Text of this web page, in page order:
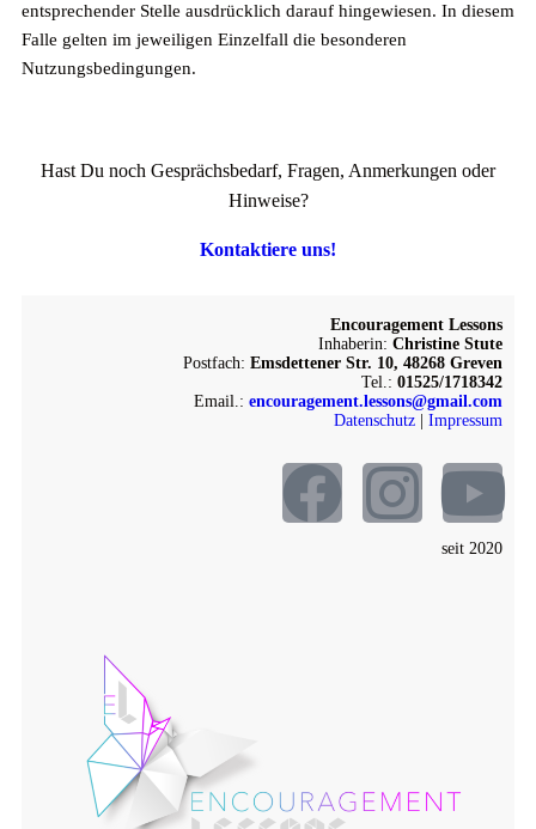
entsprechender Stelle ausdrücklich darauf hingewiesen. In diesem
Falle gelten im jeweiligen Einzelfall die besonderen
Nutzungsbedingungen.
Hast Du noch Gesprächsbedarf, Fragen, Anmerkungen oder
Hinweise?
Kontaktiere uns!
Encouragement Lessons
Inhaberin: Christine Stute
Postfach: Emsdettener Str. 10, 48268 Greven
Tel.: 01525/1718342
Email.: encouragement.lessons@gmail.com
Datenschutz
Impressum
seit 2020